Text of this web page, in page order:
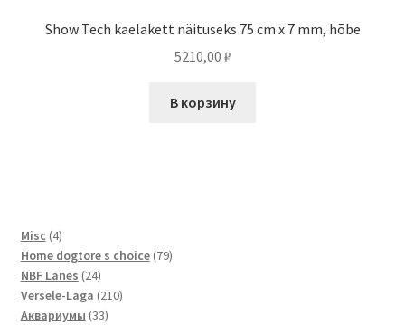
Show Tech kaelakett näituseks 75 cm x 7 mm, hõbe
5210,00 ₽
В корзину
Misc 44
товара
Home dogtore s choice 7979
NBF Lanes 2424
товара
Versele-Laga 210210
Аквариумы 3333